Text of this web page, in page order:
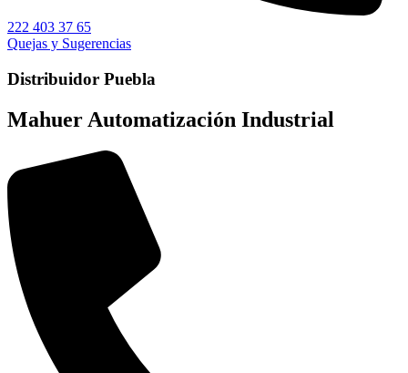
222 403 37 65
Quejas y Sugerencias
Distribuidor Puebla
Mahuer Automatización Industrial